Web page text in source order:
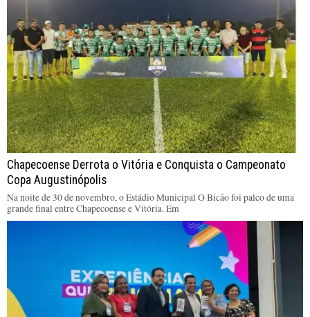
Chapecoense Derrota o Vitória e Conquista o Campeonato
Copa Augustinópolis
Na noite de 30 de novembro, o Estádio Municipal O Bicão foi palco de uma
grande final entre Chapecoense e Vitória. Em